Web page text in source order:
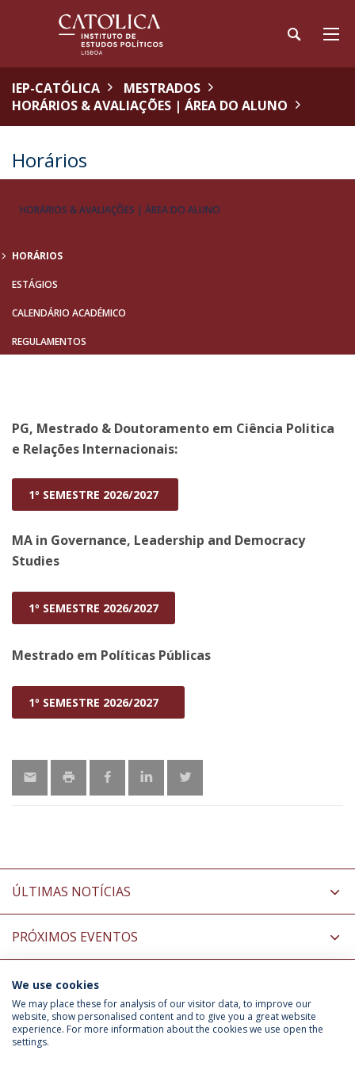
IEP-CATÓLICA
MESTRADOS
HORÁRIOS & AVALIAÇÕES | ÁREA DO ALUNO
Horários
HORÁRIOS & AVALIAÇÕES | ÁREA DO ALUNO
HORÁRIOS
ESTÁGIOS
CALENDÁRIO ACADÉMICO
REGULAMENTOS
PG, Mestrado & Doutoramento em Ciência Politica
e Relações Internacionais:
1º SEMESTRE 2026/2027
MA in Governance, Leadership and Democracy
Studies
1º SEMESTRE 2026/2027
Mestrado em Políticas Públicas
1º SEMESTRE 2026/2027
ÚLTIMAS NOTÍCIAS
PRÓXIMOS EVENTOS
INFORMAÇÃO PARA
We use cookies
We may place these for analysis of our visitor data, to improve our
website, show personalised content and to give you a great website
experience. For more information about the cookies we use open the
settings.